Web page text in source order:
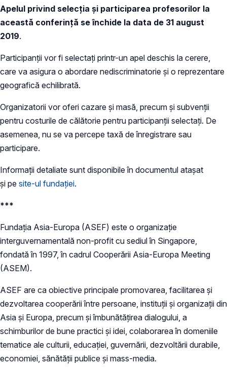
Apelul privind selecția și participarea profesorilor la
această conferință se închide la data de 31 august
2019.
Participanții vor fi selectați printr-un apel deschis la cerere,
care va asigura o abordare nediscriminatorie și o reprezentare
geografică echilibrată.
Organizatorii vor oferi cazare și masă, precum și subvenții
pentru costurile de călătorie pentru participanții selectați. De
asemenea, nu se va percepe taxă de înregistrare sau
participare.
Informații detaliate sunt disponibile în documentul atașat
și pe site-ul fundației.
***
Fundația Asia-Europa (ASEF) este o organizație
interguvernamentală non-profit cu sediul în Singapore,
fondată în 1997, în cadrul Cooperării Asia-Europa Meeting
(ASEM).
ASEF are ca obiective principale promovarea, facilitarea și
dezvoltarea cooperării între persoane, instituții și organizații din
Asia și Europa, precum și îmbunătățirea dialogului, a
schimburilor de bune practici și idei, colaborarea în domeniile
tematice ale culturii, educației, guvernării, dezvoltării durabile,
economiei, sănătății publice și mass-media.